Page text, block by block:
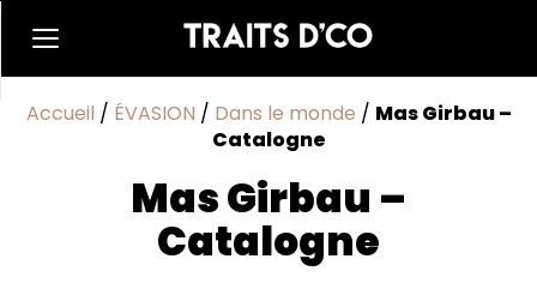
Accueil / ÉVASION / Dans le monde / Mas Girbau –
Catalogne
Mas Girbau –
Catalogne